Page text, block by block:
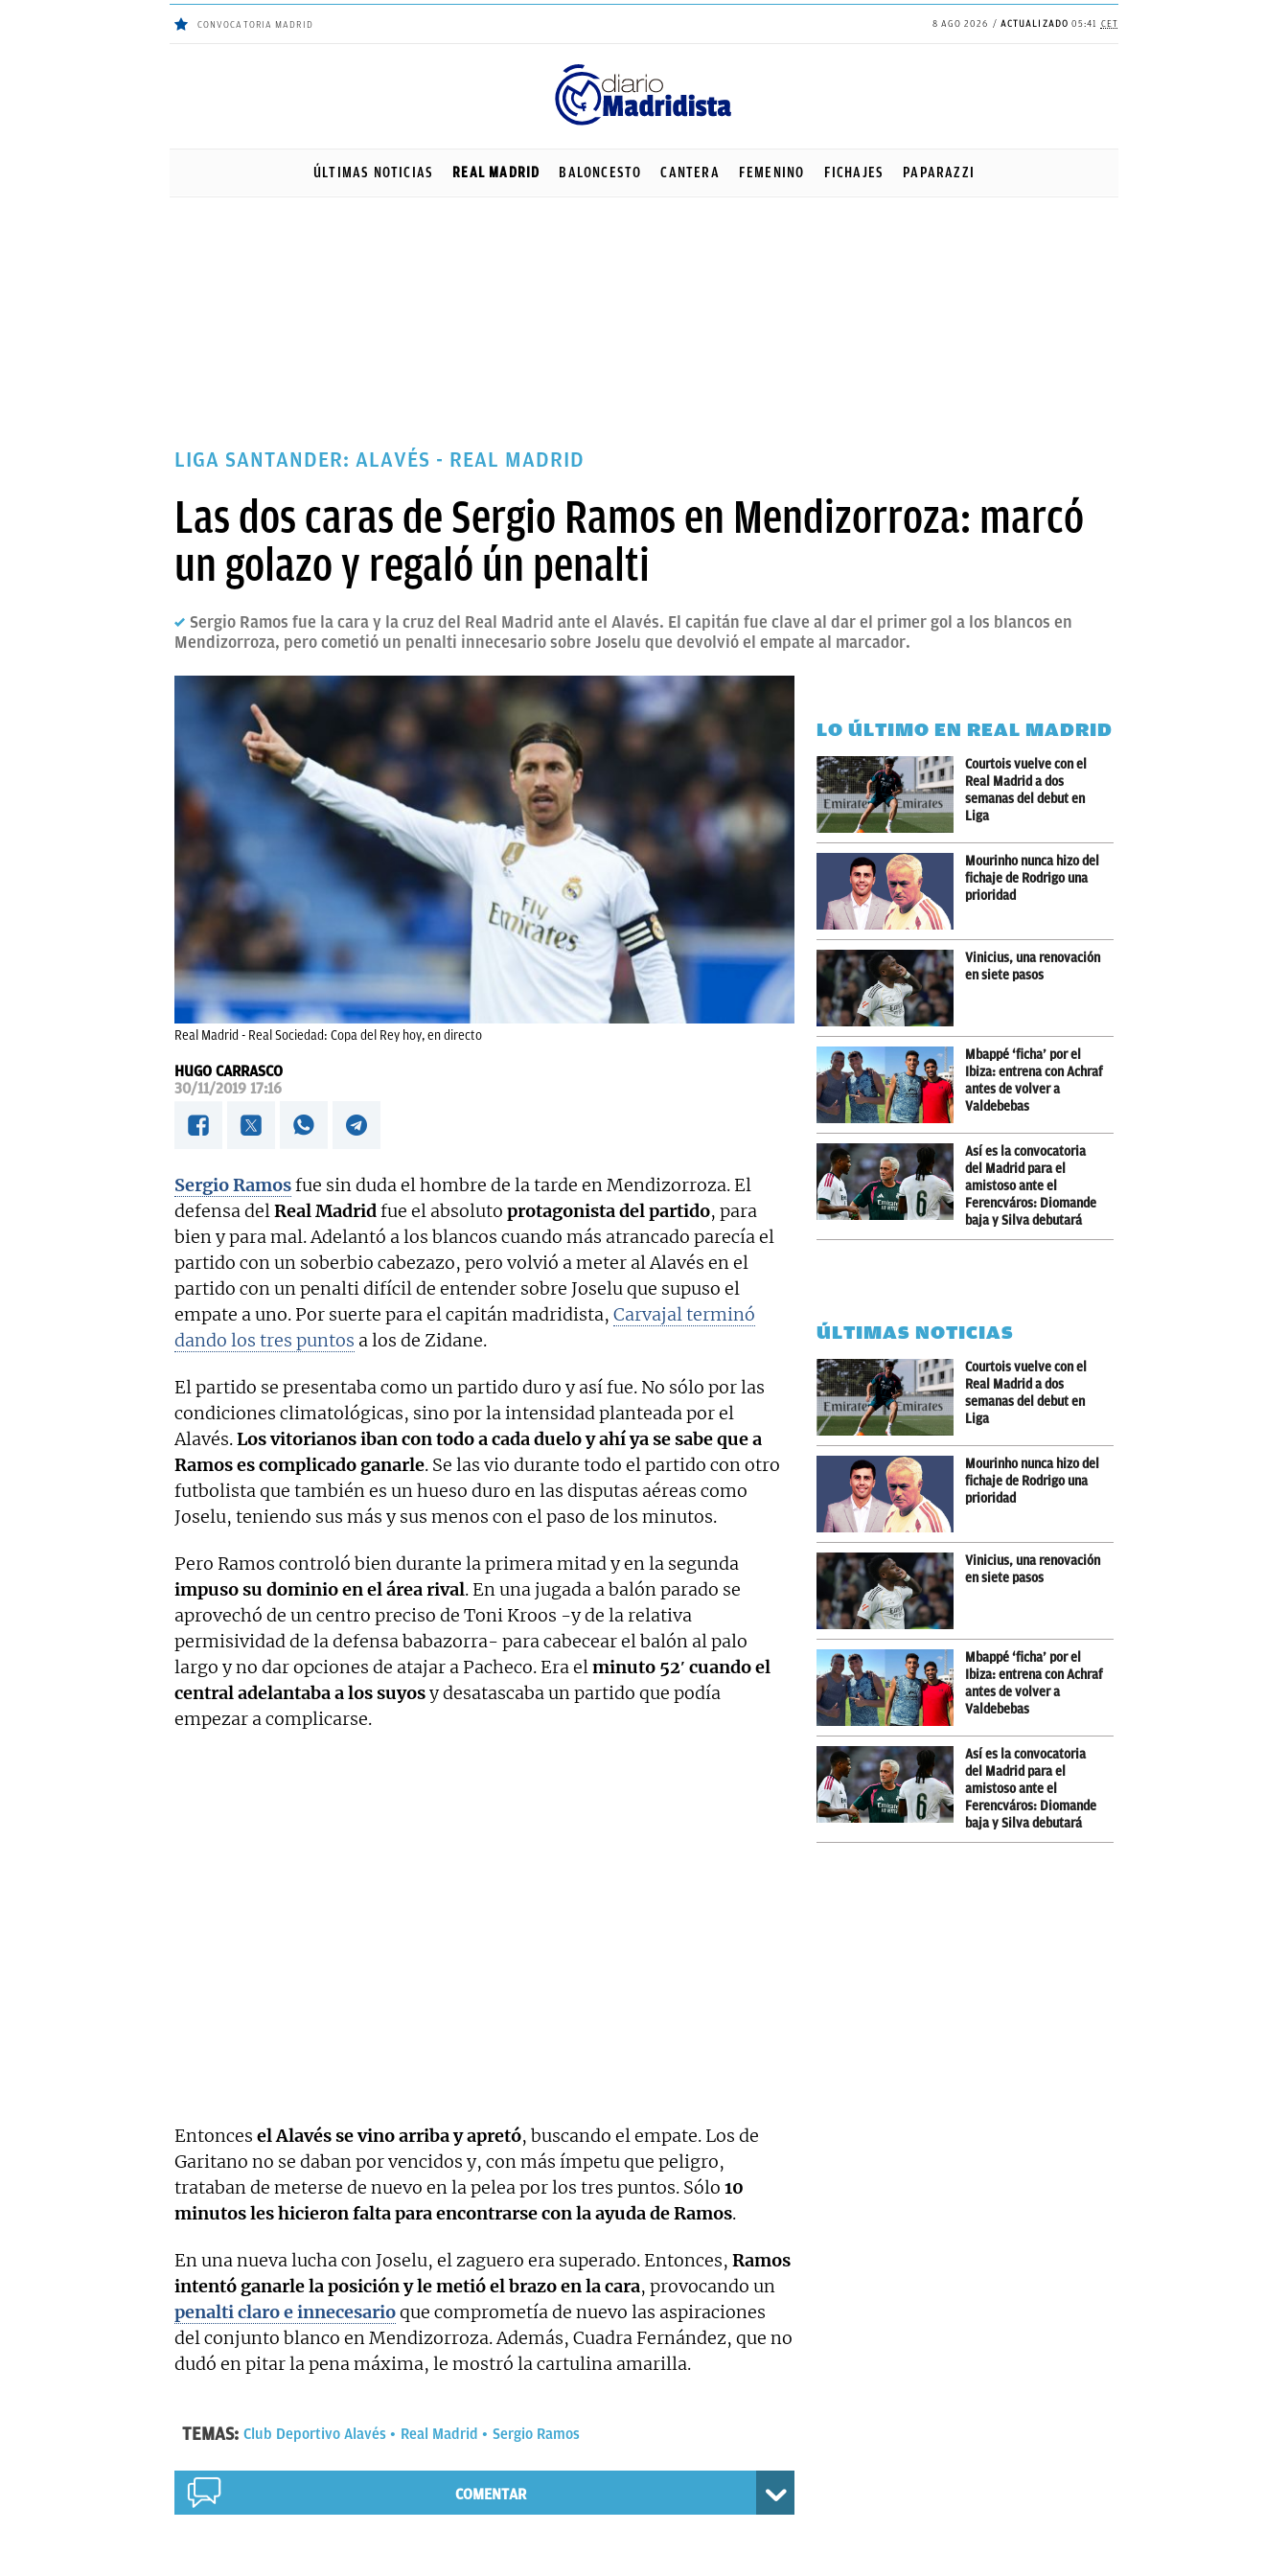
CONVOCATORIA MADRID 8 AGO 2026 ACTUALIZADO 05:41 CET
ÚLTIMAS NOTICIAS REAL MADRID BALONCESTO CANTERA FEMENINO FICHAJES PAPARAZZI
LIGA SANTANDER: ALAVÉS - REAL MADRID
Las dos caras de Sergio Ramos en Mendizorroza: marcó
un golazo y regaló ún penalti
Sergio Ramos fue la cara y la cruz del Real Madrid ante el Alavés. El capitán fue clave al dar el primer gol a los blancos en
Mendizorroza, pero cometió un penalti innecesario sobre Joselu que devolvió el empate al marcador.
Real Madrid - Real Sociedad: Copa del Rey hoy, en directo
HUGO CARRASCO
30/11/2019 17:16
Sergio Ramosfue sin duda el hombre de la tarde en Mendizorroza. El
defensa delReal Madridfue el absoluto protagonista del partido, para
bien y para mal. Adelantó a los blancos cuando más atrancado parecía el
partido con un soberbio cabezazo, pero volvió a meter al Alavés en el
partido con un penalti difícil de entender sobre Joselu que supuso el
empate a uno. Por suerte para el capitán madridista, Carvajal terminó
dando los tres puntos a los de Zidane.
El partido se presentaba como un partido duro y así fue. No sólo por las
condiciones climatológicas, sino por la intensidad planteada por el
Alavés.Los vitorianos iban con todo a cada duelo y ahí ya se sabe que a
Ramos es complicado ganarle. Se las vio durante todo el partido con otro
futbolista que también es un hueso duro en las disputas aéreas como
Joselu, teniendo sus más y sus menos con el paso de los minutos.
Pero Ramos controló bien durante la primera mitad y en la segunda
impuso su dominio en el área rival. En una jugada a balón parado se
aprovechó de un centro preciso de Toni Kroos -y de la relativa
permisividad de la defensa babazorra- para cabecear el balón al palo
largo y no dar opciones de atajar a Pacheco. Era elminuto 52′ cuando el
central adelantaba a los suyosy desatascaba un partido que podía
empezar a complicarse.
Entonces el Alavés se vino arriba y apretó, buscando el empate. Los de
Garitano no se daban por vencidos y, con más ímpetu que peligro,
trataban de meterse de nuevo en la pelea por los tres puntos. Sólo 10
minutos les hicieron falta para encontrarse con la ayuda de Ramos.
En una nueva lucha con Joselu, el zaguero era superado. Entonces, Ramos
intentó ganarle la posición y le metió el brazo en la cara, provocando un
penalti claro e innecesarioque comprometía de nuevo las aspiraciones
del conjunto blanco en Mendizorroza. Además, Cuadra Fernández, que no
dudó en pitar la pena máxima, le mostró la cartulina amarilla.
TEMAS: Club Deportivo Alavés Real Madrid Sergio Ramos
COMENTAR
LO ÚLTIMO EN REAL MADRID
Courtois vuelve con el
Real Madrid a dos
semanas del debut en
Liga
Mourinho nunca hizo del
fichaje de Rodrigo una
prioridad
Vinicius, una renovación
en siete pasos
Mbappé ‘ficha’ por el
Ibiza: entrena con Achraf
antes de volver a
Valdebebas
Así es la convocatoria
del Madrid para el
amistoso ante el
Ferencváros: Diomande
baja y Silva debutará
ÚLTIMAS NOTICIAS
Courtois vuelve con el
Real Madrid a dos
semanas del debut en
Liga
Mourinho nunca hizo del
fichaje de Rodrigo una
prioridad
Vinicius, una renovación
en siete pasos
Mbappé ‘ficha’ por el
Ibiza: entrena con Achraf
antes de volver a
Valdebebas
Así es la convocatoria
del Madrid para el
amistoso ante el
Ferencváros: Diomande
baja y Silva debutará